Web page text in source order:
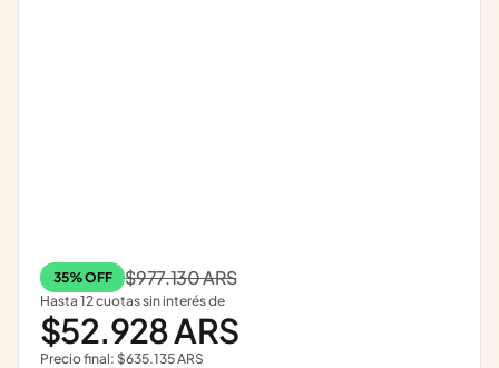
35% OFF $977.130 ARS
Hasta 12 cuotas sin interés de
$52.928 ARS
Precio final: $635.135 ARS